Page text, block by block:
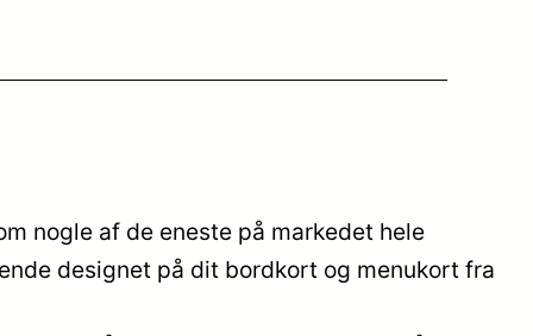
nogle af de eneste på markedet hele
designet på dit bordkort og menukort fra